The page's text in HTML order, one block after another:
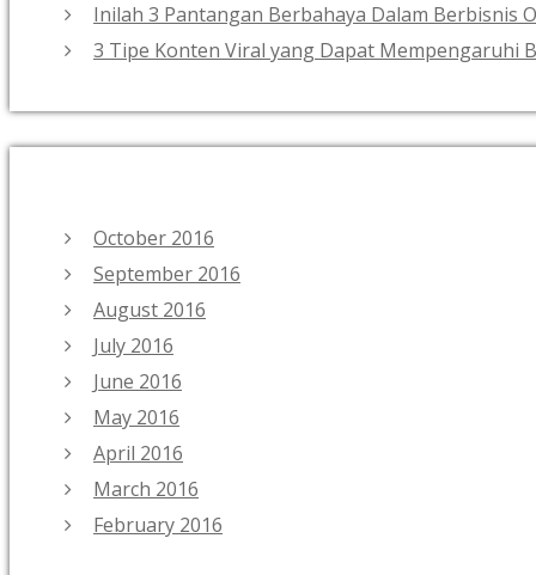
Inilah 3 Pantangan Berbahaya Dalam Berbisnis
3 Tipe Konten Viral yang Dapat Mempengaruhi
October 2016
September 2016
August 2016
July 2016
June 2016
May 2016
April 2016
March 2016
February 2016